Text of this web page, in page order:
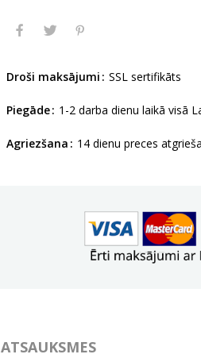
Droši maksājumi SSL sertifikāts
Piegāde 1-2 darba dienu laikā visā
Agriezšana 14 dienu preces
ATSAUKSMES